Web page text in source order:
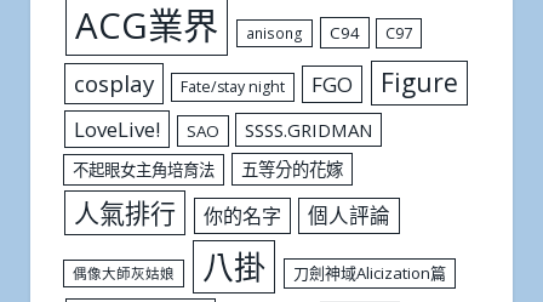
ACG業界 anisong C94 C97
cosplay Fate/stay night FGO Figure
LoveLive! SAO SSSS.GRIDMAN
不起眼女主角培育法 五等分的花嫁
人氣排行 你的名字 個人評論
偶像大師灰姑娘 八掛 刀劍神域Alicization篇